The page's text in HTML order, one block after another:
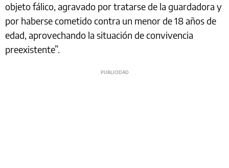
objeto fálico, agravado por tratarse de la guardadora y
por haberse cometido contra un menor de 18 años de
edad, aprovechando la situación de convivencia
preexistente”.